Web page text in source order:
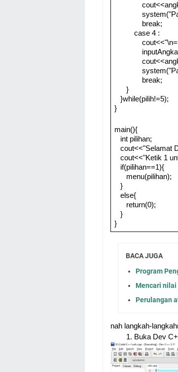
break;
case 4 :
break;
}
}while(pilih!=5);
}
main(){
int pilihan;
cout<<"Selamat
cout<<"Ketik 1
if(pilihan==1){
menu(pilihan);
}
else{
return(0);
}
}
BACA JUGA
Program
Mencari nilai
Perulangan
nah langkah-
Buka Dev